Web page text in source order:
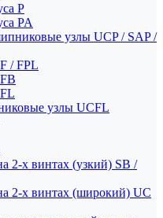
P
PA
узлы UCP / SAP /
/ FPL
узлы UCFL
2-х винтах (узкий) SB /
2-х винтах (широкий) UC